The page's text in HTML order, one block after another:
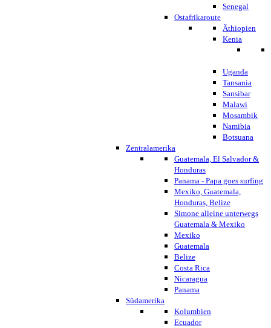
Senegal
Ostafrikaroute
Äthiopien
Kenia
Uganda
Tansania
Sansibar
Malawi
Mosambik
Namibia
Botsuana
Zentralamerika
Guatemala, El Salvador &
Honduras
Panama - Papa goes surfing
Mexiko, Guatemala,
Honduras, Belize
Simone alleine unterwegs
Guatemala & Mexiko
Mexiko
Guatemala
Belize
Costa Rica
Nicaragua
Panama
Südamerika
Kolumbien
Ecuador